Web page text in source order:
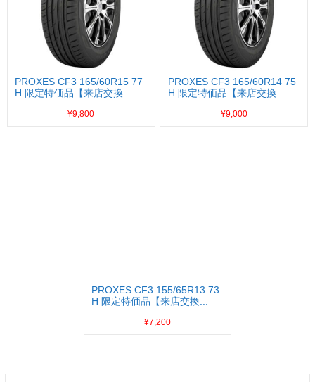
PROXES CF3 165/60R15 77
H 限定特価品【来店交換...
¥9,800
PROXES CF3 165/60R14 75
H 限定特価品【来店交換...
¥9,000
PROXES CF3 155/65R13 73
H 限定特価品【来店交換...
¥7,200